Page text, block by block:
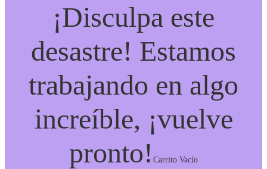
¡Disculpa este
desastre! Estamos
trabajando en algo
increíble, ¡vuelve
pronto!